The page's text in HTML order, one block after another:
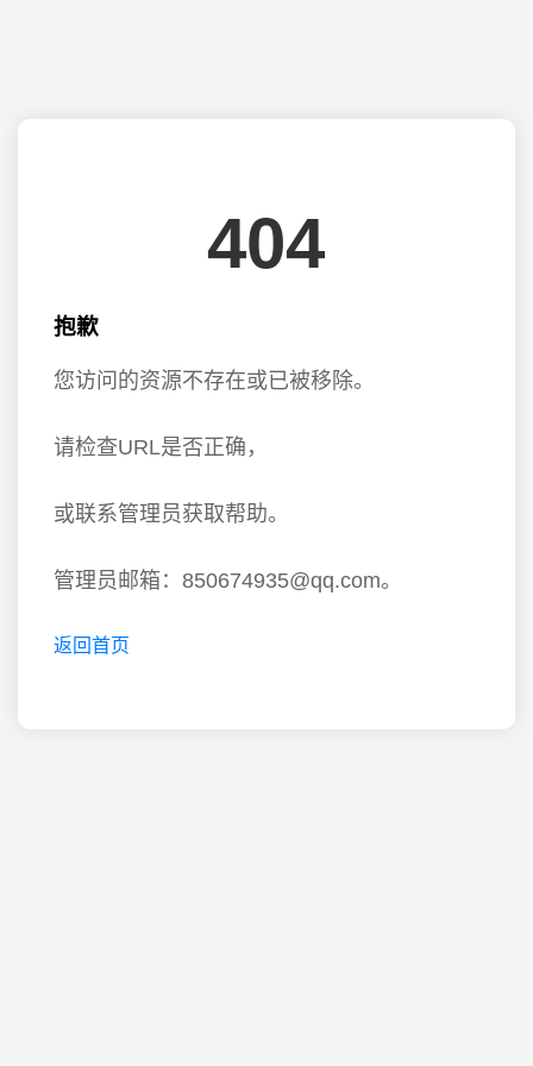
404
抱歉
您访问的资源不存在或已被移除。
请检查URL是否正确，
或联系管理员获取帮助。
管理员邮箱：850674935@qq.com。
返回首页